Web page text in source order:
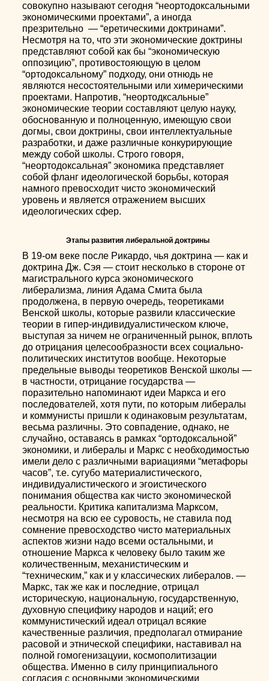
совокупно называют сегодня “неортодоксальными
экономическими проектами”, а иногда
презрительно — “еретическими доктринами”.
Несмотря на то, что эти экономические доктрины
представляют собой как бы “экономическую
оппозицию”, противостояющую в целом
“ортодоксальному” подходу, они отнюдь не
являются несостоятельными или химерическими
проектами. Напротив, “неортодксальные”
экономические теории составляют целую науку,
обоснованную и полноценную, имеющую свои
догмы, свои доктрины, свои интеллектуальные
разработки, и даже различные конкурирующие
между собой школы. Строго говоря,
“неортодоксальная” экономика представляет
собой фланг идеологической борьбы, которая
намного превосходит чисто экономический
уровень и является отражением высших
идеологических сфер.
Этапы развития либеральной доктрины
В 19-ом веке после Рикардо, чья доктрина — как и
доктрина Дж. Сэя — стоит несколько в стороне от
магистрального курса экономического
либерализма, линия Адама Смита была
продолжена, в первую очередь, теоретиками
Венской школы, которые развили классические
теории в гипер-индивидуалистическом ключе,
выступая за ничем не ограниченный рынок, вплоть
до отрицания целесообразности всех социально-
политических институтов вообще. Некоторые
предельные выводы теоретиков Венской школы —
в частности, отрицание государства —
поразительно напоминают идеи Маркса и его
последователей, хотя пути, по которым либералы
и коммунисты пришли к одинаковым результатам,
весьма различны. Это совпадение, однако, не
случайно, оставаясь в рамках “ортодоксальной”
экономики, и либералы и Маркс с необходимостью
имели дело с различными вариациями “метафоры
часов”, т.е. сугубо материалистического,
индивидуалистического и эгоистического
понимания общества как чисто экономической
реальности. Критика капитализма Марксом,
несмотря на всю ее суровость, не ставила под
сомнение превосходство чисто материальных
аспектов жизни надо всеми остальными, и
отношение Маркса к человеку было таким же
количественным, механистическим и
“техническим,” как и у классических либералов. —
Маркс, так же как и последние, отрицал
историческую, национальную, государственную,
духовную специфику народов и наций; его
коммунистический идеал отрицал всякие
качественные различия, предполагал отмирание
расовой и этнической специфики, наставивал на
полной гомогенизацуии, космополитизации
общества. Именно в силу принципиального
согласия с основными экономическими